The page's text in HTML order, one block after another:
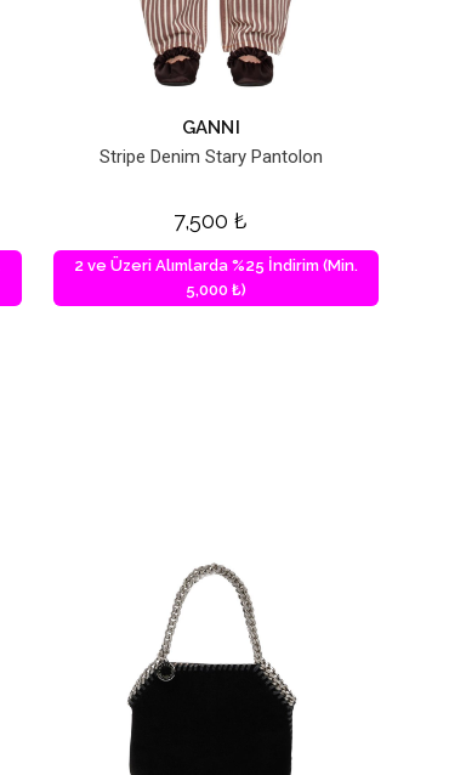
GANNI
Stripe Denim Stary Pantolon
7,500₺
2 ve Üzeri Alımlarda %25 İndirim (Min.
5,000 ₺)